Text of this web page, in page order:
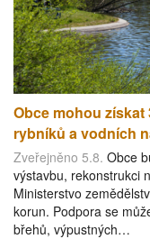
Obce mohou
rybníků a vodních
Zveřejněno 5.8. Obce
výstavbu, rekonstrukci
Ministerstvo
korun. Podpora se
břehů, výpustných…